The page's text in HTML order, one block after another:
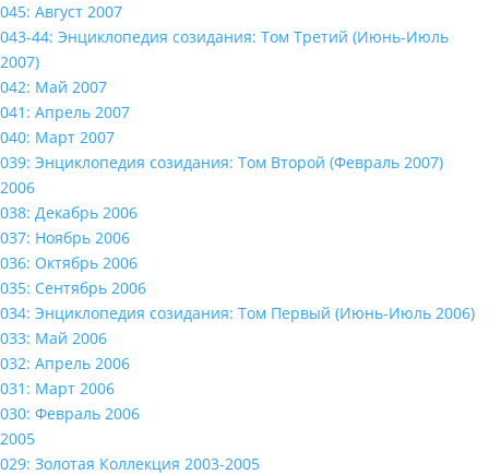
045: Август 2007
043-44: Энциклопедия созидания: Том Третий (Июнь-Июль
2007)
042: Май 2007
041: Апрель 2007
040: Март 2007
039: Энциклопедия созидания: Том Второй (Февраль 2007)
2006
038: Декабрь 2006
037: Ноябрь 2006
036: Октябрь 2006
035: Сентябрь 2006
034: Энциклопедия созидания: Том Первый (Июнь-Июль 2006)
033: Май 2006
032: Апрель 2006
031: Март 2006
030: Февраль 2006
2005
029: Золотая Коллекция 2003-2005